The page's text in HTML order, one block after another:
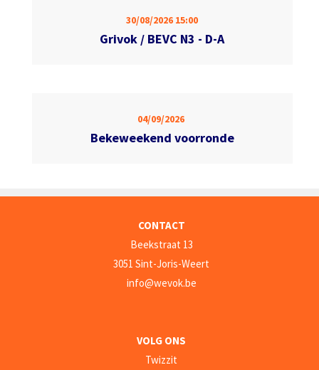
30/08/2026 15:00
Grivok / BEVC N3 - D-A
04/09/2026
Bekeweekend voorronde
CONTACT
Beekstraat 13
3051 Sint-Joris-Weert
info@wevok.be
VOLG ONS
Twizzit